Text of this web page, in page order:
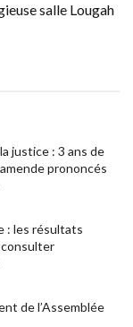
salle Lougah
justice : 3 ans de
prononcés
: les résultats
de l’Assemblée